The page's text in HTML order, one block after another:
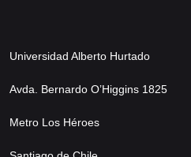
Universidad Alberto Hurtado
Avda. Bernardo O’Higgins 1825
Metro Los Héroes